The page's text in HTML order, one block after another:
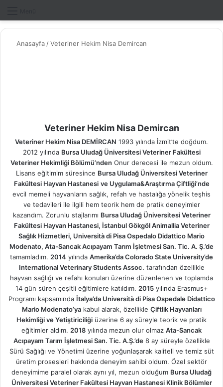
Anasayfa /Veteriner Hekim Nisa Demircan
Veteriner Hekim Nisa Demircan
Veteriner Hekim Nisa DEMİRCAN 1993 yılında İzmit’te doğdum.
2012 yılında Bursa Uludağ Üniversitesi Veteriner Fakültesi
Veteriner Hekimliği Bölümü’nden Onur derecesi ile mezun oldum.
Lisans eğitimim süresince Bursa Uludağ Üniversitesi Veteriner
Fakültesi Hayvan Hastanesi ve Uygulama&Araştırma Çiftliği’nde
evcil memeli hayvanların sağlık, refah ve hastalığa yönelik teşhis
ve tedavileri ile ilgili hem teorik hem de pratik deneyimler
kazandım. Zorunlu stajlarımı Bursa Uludağ Üniversitesi Veteriner
Fakültesi Hayvan Hastanesi, İstanbul Gökgöl Animallia Veteriner
Sağlık Hizmetleri, Università di Pisa Ospedalo Didattico Mario
Modenato, Ata-Sancak Acıpayam Tarım İşletmesi San. Tic. A. Ş.’de
tamamladım. 2014 yılında Amerika’da Colorado State University’de
International Veterinary Students Assoc. tarafından özellikle
hayvan sağlığı ve refahı konuları üzerine düzenlenen ve toplamda
14 gün süren çeşitli eğitimlere katıldım. 2015yılında Erasmus+
Programı kapsamında İtalya’da Università di Pisa Ospedale Didattico
Mario Modenato’yakabul alarak, özellikle Çiftlik Hayvanları
Hekimliği ve Yetiştiriciliği üzerine 6 ay süreyle teorik ve pratik
eğitimler aldım. 2018 yılında mezun olur olmaz Ata-Sancak
Acıpayam Tarım İşletmesi San. Tic. A.Ş.’de8 ay süreyle özellikle
Sürü Sağlığı ve Yönetimi üzerine yoğunlaşarak kaliteli ve temiz süt
üretim prosesleri hakkında deneyim sahibi oldum. Özel sektör
deneyimime paralel olarak aynı yıl, mezun olduğum Bursa Uludağ
Üniversitesi Veteriner Fakültesi Hayvan Hastanesi Klinik Bölümler